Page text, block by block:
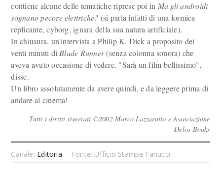
contiene alcune delle tematiche riprese poi in Ma gli androidi
sognano pecore elettriche? (si parla infatti di una formica
replicante, cyborg, ignara della sua natura artificiale).
In chiusura, un'intervista a Philip K. Dick a proposito dei
venti minuti di Blade Runner(senza colonna sonora) che
aveva avuto occasione di vedere. "Sarà un film bellissimo",
disse.
Un libro assolutamente da avere quindi, e da leggere prima di
andare al cinema!
Tutti i diritti riservati ©2002 Marco Lazzarotto e Associazione
Delos Books
Canale: Editoria Fonte: Ufficio Stampa Fanucci